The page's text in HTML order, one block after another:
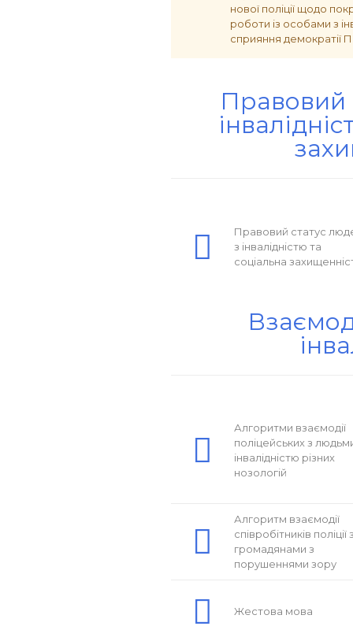
нової поліції щодо
роботи із особами з
сприяння демократії
Правовий
Правовий статус
з інвалідністю та
соціальна
Алгоритми взаємодії
поліцейських з
інвалідністю різних
нозологій
Алгоритм взаємодії
співробітників поліції
громадянами з
порушеннями зору
Жестова мова